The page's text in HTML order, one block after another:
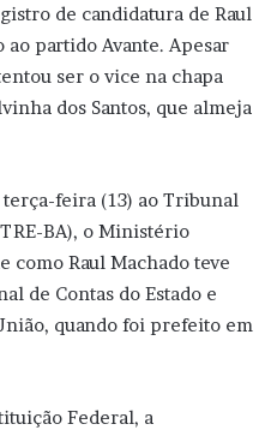
de candidatura de Raul
partido Avante. Apesar
ser o vice na chapa
dos Santos, que almeja
feira (13) ao Tribunal
BA), o Ministério
como Raul Machado teve
de Contas do Estado e
quando foi prefeito em
Federal, a